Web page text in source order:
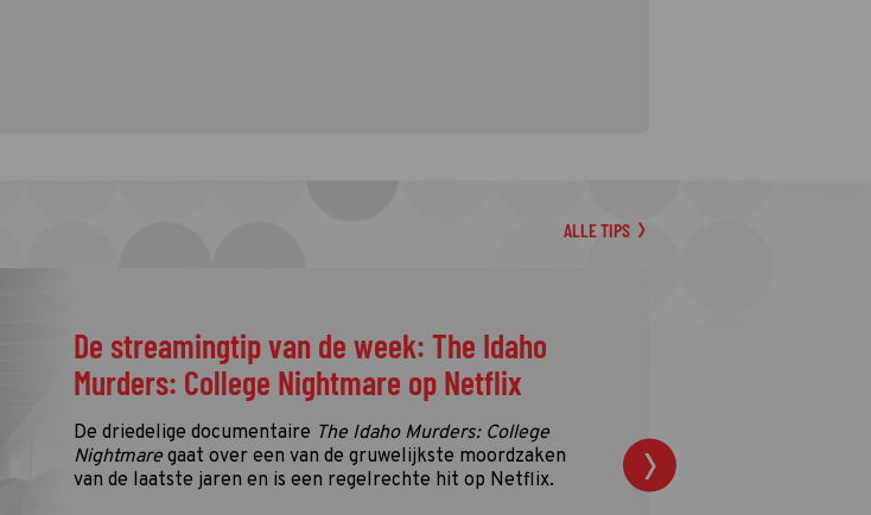
ALLE TIPS
Welke programma's liggen momenteel op
kop in de vierde kwalificatieronde?
De vierde kwalificatieronde én de streamingronde van de
Gouden Televizier-Ring 2026 zijn in volle gang. Tijd dus voor
de eerste én enige tussenstand!